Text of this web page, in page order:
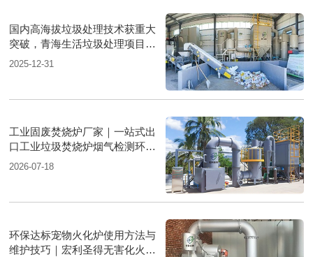
国内高海拔垃圾处理技术获重大
突破，青海生活垃圾处理项目树
行业新标杆
2025-12-31
工业固废焚烧炉厂家｜一站式出
口工业垃圾焚烧炉烟气检测环保
达标
2026-07-18
环保达标宠物火化炉使用方法与
维护技巧｜宏利圣得无害化火化